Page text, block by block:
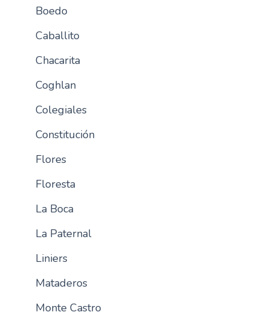
Boedo
Caballito
Chacarita
Coghlan
Colegiales
Constitución
Flores
Floresta
La Boca
La Paternal
Liniers
Mataderos
Monte Castro